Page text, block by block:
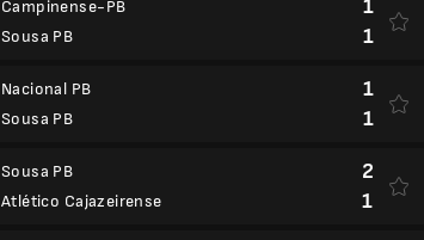
Campinense-PB
Sousa PB
1
1
Nacional PB
Sousa PB
1
1
Sousa PB
Atlético Cajazeirense
2
1